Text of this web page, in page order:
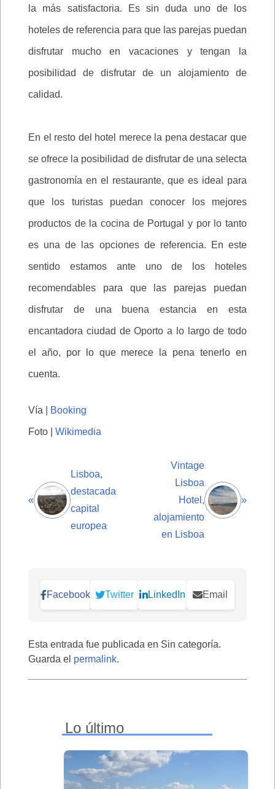
la más satisfactoria. Es sin duda uno de los
hoteles de referencia para que las parejas puedan
disfrutar mucho en vacaciones y tengan la
posibilidad de disfrutar de un alojamiento de
calidad.
En el resto del hotel merece la pena destacar que
se ofrece la posibilidad de disfrutar de una selecta
gastronomía en el restaurante, que es ideal para
que los turistas puedan conocer los mejores
productos de la cocina de Portugal y por lo tanto
es una de las opciones de referencia. En este
sentido estamos ante uno de los hoteles
recomendables para que las parejas puedan
disfrutar de una buena estancia en esta
encantadora ciudad de Oporto a lo largo de todo
el año, por lo que merece la pena tenerlo en
cuenta.
Vía | Booking
Foto | Wikimedia
«
Lisboa,
destacada
capital
europea
Vintage
Lisboa
Hotel,
alojamiento
en Lisboa
»
Facebook Twitter LinkedIn Email
Esta entrada fue publicada en Sin categoría.
Guarda el permalink.
Lo último